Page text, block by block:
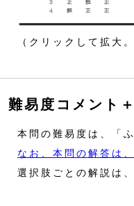
（クリックして拡大。
難易度コメント
本問の難易度は、「ふ
なお、本問の解答は
選択肢ごとの解説は、